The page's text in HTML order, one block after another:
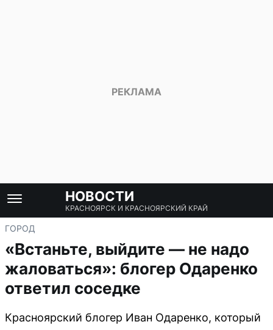
НОВОСТИ
КРАСНОЯРСК И КРАСНОЯРСКИЙ КРАЙ
ГОРОД
«Встаньте, выйдите — не надо
жаловаться»: блогер Одаренко
ответил соседке
Красноярский блогер Иван Одаренко, который